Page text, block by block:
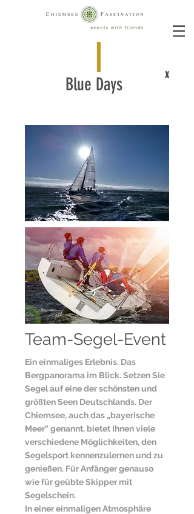
Blue Days x
Team-Segel-Event
Ein einmaliges Erlebnis. Das
Bergpanorama im Blick. Setzen Sie
Segel auf eine der schönsten und
größten Seen Deutschlands. Der
Chiemsee, auch das „bayerische
Meer“ genannt, bietet Ihnen viele
verschiedene Möglichkeiten, den
Segelsport kennenzulernen und zu
genießen. Für Anfänger genauso
wie für geübte Skipper mit
Segelschein.
In einer einmaligen Atmosphäre